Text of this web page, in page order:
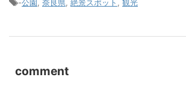
-公園 奈良県 絶景スポット 観光
comment